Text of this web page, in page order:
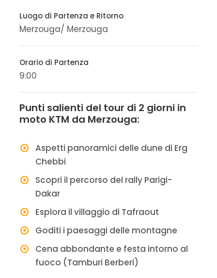
Luogo di Partenza e Ritorno
Merzouga/ Merzouga
Orario di Partenza
9:00
Punti salienti del tour di 2 giorni in
moto KTM da Merzouga:
Aspetti panoramici delle dune di Erg
Chebbi
Scopri il percorso del rally Parigi-
Dakar
Esplora il villaggio di Tafraout
Goditi i paesaggi delle montagne
Cena abbondante e festa intorno al
fuoco (Tamburi Berberi)